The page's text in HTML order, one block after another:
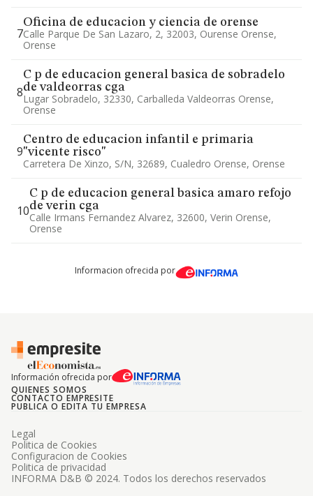
7
Oficina de educacion y ciencia de orense
Calle Parque De San Lazaro, 2, 32003, Ourense Orense,
Orense
8
C p de educacion general basica de sobradelo
de valdeorras cga
Lugar Sobradelo, 32330, Carballeda Valdeorras Orense,
Orense
9
Centro de educacion infantil e primaria
"vicente risco"
Carretera De Xinzo, S/n, 32689, Cualedro Orense, Orense
10
C p de educacion general basica amaro refojo
de verin cga
Calle Irmans Fernandez Alvarez, 32600, Verin Orense,
Orense
Informacion ofrecida por
Información ofrecida por
QUIENES SOMOS
CONTACTO EMPRESITE
PUBLICA O EDITA TU EMPRESA
INFORMA D&B © 2024. Todos los derechos reservados
Legal
Politica de Cookies
Configuracion de Cookies
Politica de privacidad